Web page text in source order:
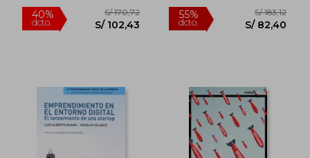
dcto.
55%
dcto.